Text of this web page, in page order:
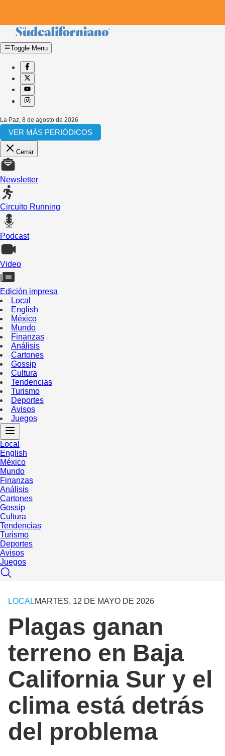
Toggle Menu
La Paz 8 de agosto de 2026
VER MÁS PERIÓDICOS
Cerrar
Newsletter
Circuito Running
Podcast
Video
Edición impresa
Local
English
México
Mundo
Finanzas
Análisis
Cartones
Gossip
Cultura
Tendencias
Turismo
Deportes
Avisos
Juegos
Local
English
México
Mundo
Finanzas
Análisis
Cartones
Gossip
Cultura
Tendencias
Turismo
Deportes
Avisos
Juegos
LOCALMARTES, 12 DE MAYO DE 2026
Plagas ganan
terreno en Baja
California Sur y el
clima está detrás
del problema